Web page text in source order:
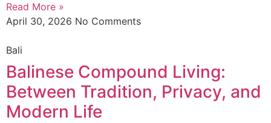
Read More »
April 30, 2026 No Comments
Bali
Balinese Compound Living:
Between Tradition, Privacy, and
Modern Life